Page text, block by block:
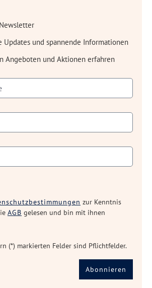
Updates und spannende Informationen
Angeboten und Aktionen erfahren
zur Kenntnis
AGB gelesen und bin mit ihnen
(*) markierten Felder sind Pflichtfelder.
Abonnieren